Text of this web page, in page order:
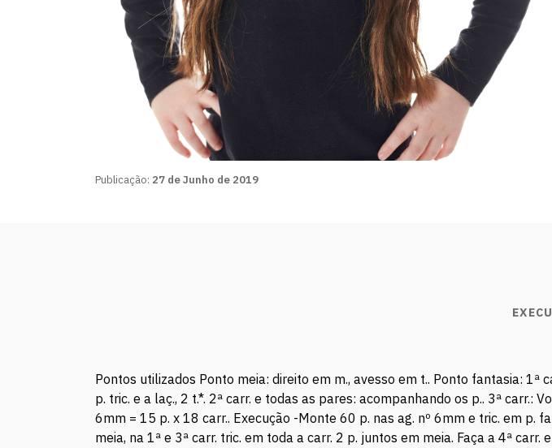
Publicação: 27 de Junho de 2019
Pontos utilizados Ponto meia: direito em m., avesso em t.. Ponto fantasia: 1ª
p. tric. e a laç., 2 t.*. 2ª carr. e todas as pares: acompanhando os p.. 3ª carr.:
6mm = 15 p. x 18 carr.. Execução -Monte 60 p. nas ag. nº 6mm e tric. em p.
meia, na 1ª e 3ª carr. tric. em toda a carr. 2 p. juntos em meia. Faça a 4ª